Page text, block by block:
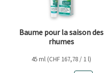
Baume pour la saison des
rhumes
45 ml (CHF 167,78 / 1 l)